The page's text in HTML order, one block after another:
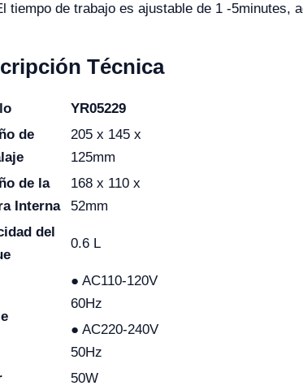
tiempo de trabajo es ajustable de 1 -5minutes,
Técnica
YR05229
de
205 x 145 x
125mm
de la
Interna
168 x 110 x
52mm
del
0.6 L
● AC110-120V
60Hz
● AC220-240V
50Hz
50W